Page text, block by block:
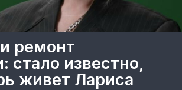
ремонт
стало известно,
живет Лариса